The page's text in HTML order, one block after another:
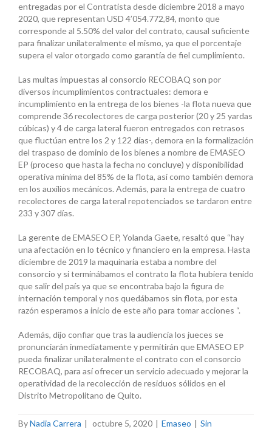
entregadas por el Contratista desde diciembre 2018 a mayo
2020, que representan USD 4’054.772,84, monto que
corresponde al 5.50% del valor del contrato, causal suficiente
para finalizar unilateralmente el mismo, ya que el porcentaje
supera el valor otorgado como garantía de fiel cumplimiento.
Las multas impuestas al consorcio RECOBAQ son por
diversos incumplimientos contractuales: demora e
incumplimiento en la entrega de los bienes -la flota nueva que
comprende 36 recolectores de carga posterior (20 y 25 yardas
cúbicas) y 4 de carga lateral fueron entregados con retrasos
que fluctúan entre los 2 y 122 días-, demora en la formalización
del traspaso de dominio de los bienes a nombre de EMASEO
EP (proceso que hasta la fecha no concluye) y disponibilidad
operativa mínima del 85% de la flota, así como también demora
en los auxilios mecánicos. Además, para la entrega de cuatro
recolectores de carga lateral repotenciados se tardaron entre
233 y 307 días.
La gerente de EMASEO EP, Yolanda Gaete, resaltó que “hay
una afectación en lo técnico y financiero en la empresa. Hasta
diciembre de 2019 la maquinaria estaba a nombre del
consorcio y si terminábamos el contrato la flota hubiera tenido
que salir del país ya que se encontraba bajo la figura de
internación temporal y nos quedábamos sin flota, por esta
razón esperamos a inicio de este año para tomar acciones “.
Además, dijo confiar que tras la audiencia los jueces se
pronunciarán inmediatamente y permitirán que EMASEO EP
pueda finalizar unilateralmente el contrato con el consorcio
RECOBAQ, para así ofrecer un servicio adecuado y mejorar la
operatividad de la recolección de residuos sólidos en el
Distrito Metropolitano de Quito.
ByNadia Carrera | octubre 5, 2020 | Emaseo | Sin